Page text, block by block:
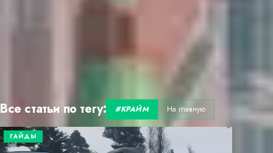
Все статьи по тегу: #КРАЙМ На главную
ГАЙДЫ